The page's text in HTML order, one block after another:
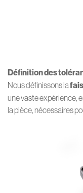
Définition des
Nous définissons la
une vaste expérience,
la pièce, nécessaires